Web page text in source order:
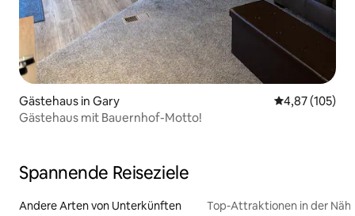
Gästehaus in Gary
4,87 (105)
Gästehaus mit Bauernhof-Motto!
Spannende Reiseziele
Andere Arten von Unterkünften Top-Attraktionen in der